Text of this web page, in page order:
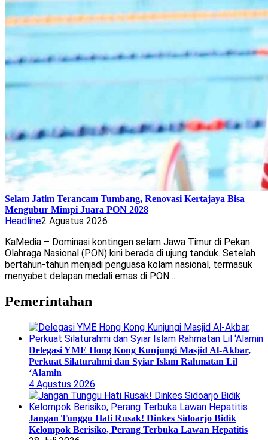
Selam Jatim Terancam Tumbang, Renovasi Kertajaya Bisa
Mengubur Mimpi Juara PON 2028
Headline2 Agustus 2026
KaMedia – Dominasi kontingen selam Jawa Timur di Pekan
Olahraga Nasional (PON) kini berada di ujung tanduk. Setelah
bertahun-tahun menjadi penguasa kolam nasional, termasuk
menyabet delapan medali emas di PON…
Pemerintahan
Delegasi YME Hong Kong Kunjungi Masjid Al-Akbar,
Perkuat Silaturahmi dan Syiar Islam Rahmatan Lil
‘Alamin
4 Agustus 2026
Jangan Tunggu Hati Rusak! Dinkes Sidoarjo Bidik
Kelompok Berisiko, Perang Terbuka Lawan Hepatitis